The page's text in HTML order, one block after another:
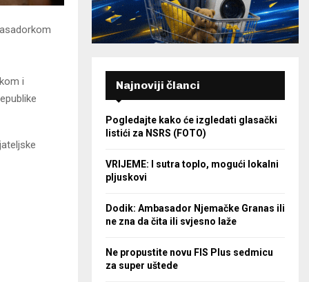
i
Najnoviji članci
Pogledajte kako će izgledati glasački
listići za NSRS (FOTO)
VRIJEME: I sutra toplo, mogući lokalni
pljuskovi
Dodik: Ambasador Njemačke Granas ili
ne zna da čita ili svjesno laže
Ne propustite novu FIS Plus sedmicu
za super uštede